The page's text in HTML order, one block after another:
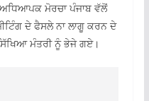
ਮੋਰਚਾ ਪੰਜਾਬ ਵੱਲੋਂ
ਦੇ ਫੈਸਲੇ ਨਾ ਲਾਗੂ ਕਰਨ ਦੇ
ਮੰਤਰੀ ਨੂੰ ਭੇਜੇ ਗਏ।